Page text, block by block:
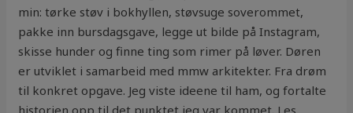
min: tørke støv i bokhyllen, støvsuge soverommet,
pakke inn bursdagsgave, legge ut bilde på Instagram,
skisse hunder og finne ting som rimer på løver. Døren
er utviklet i samarbeid med mmw arkitekter. Fra drøm
til konkret opgave. Jeg viste ideene til ham, og fortalte